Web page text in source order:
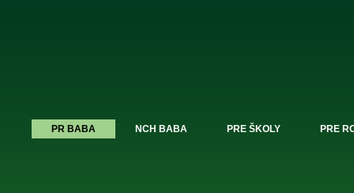
PR BABA NCH BABA PRE ŠKOLY PRE